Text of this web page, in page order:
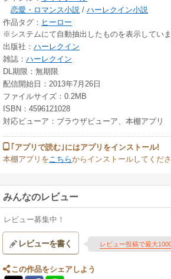
恋愛・ロマンス小説 / ハーレクイン小説
作品タグ： ヒーロー
※システムにて自動抽出したものを表示してい
出版社： ハーレクイン
雑誌： ハーレクイン
DL期限：無期限
配信開始日：2013年7月26日
ファイルサイズ：0.2MB
ISBN：4596121028
対応ビューア：ブラウザビューア、本棚アプリ
｢アプリで読む｣にはアプリをインストール!
本棚アプリを こちらからインストールしてくだ
みんなのレビュー
レビュー募集中！
レビューを書く レビュー投稿で最大
この作品をシェアしよう